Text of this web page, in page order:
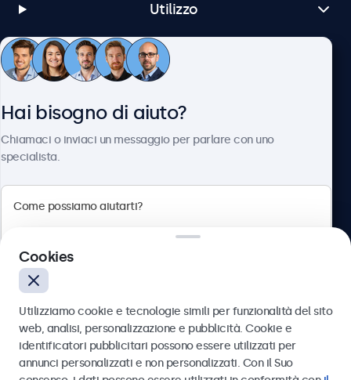
Utilizzo
Servizio Clienti
Italiano
Hai bisogno di aiuto?
Chiamaci o inviaci un messaggio per parlare con uno
specialista.
Inviare
Cookies
Utilizziamo cookie e tecnologie simili per funzionalità del sito
web, analisi, personalizzazione e pubblicità. Cookie e
identificatori pubblicitari possono essere utilizzati per
annunci personalizzati e non personalizzati. Con il Suo